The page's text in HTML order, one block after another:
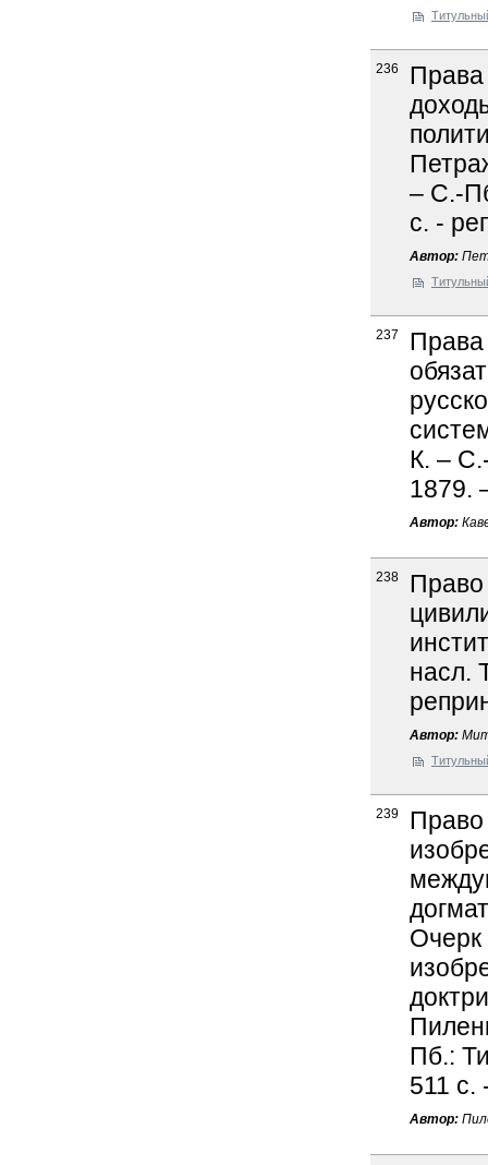
236
Права
– С.-
с. -
Автор:
237
Права
К. –
1879.
Автор:
238
Право
насл.
Автор:
239
Право
Очерк
Пб.:
511 с.
Автор: